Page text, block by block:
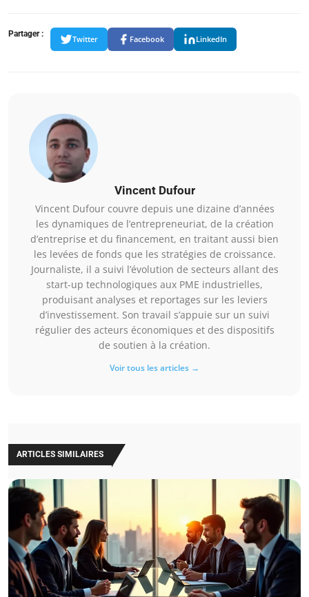
Partager :
Twitter Facebook LinkedIn
Vincent Dufour
Vincent Dufour couvre depuis une dizaine d’années
les dynamiques de l’entrepreneuriat, de la création
d’entreprise et du financement, en traitant aussi bien
les levées de fonds que les stratégies de croissance.
Journaliste, il a suivi l’évolution de secteurs allant des
start-up technologiques aux PME industrielles,
produisant analyses et reportages sur les leviers
d’investissement. Son travail s’appuie sur un suivi
régulier des acteurs économiques et des dispositifs
de soutien à la création.
Voir tous les articles →
ARTICLES SIMILAIRES